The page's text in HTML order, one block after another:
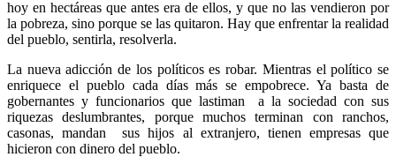
hoy en hectáreas que antes era de ellos, y que no las vendieron por
la pobreza, sino porque se las quitaron. Hay que enfrentar la realidad
del pueblo, sentirla, resolverla.
La nueva adicción de los políticos es robar. Mientras el político se
enriquece el pueblo cada días más se empobrece. Ya basta de
gobernantes y funcionarios que lastiman a la sociedad con sus
riquezas deslumbrantes, porque muchos terminan con ranchos,
casonas, mandan sus hijos al extranjero, tienen empresas que
hicieron con dinero del pueblo.